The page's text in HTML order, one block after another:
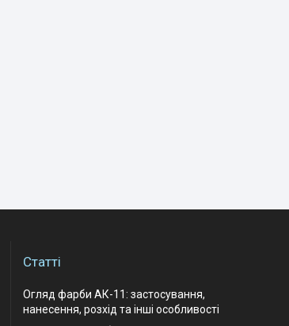
Статті
Огляд фарби АК-11: застосування,
нанесення, розхід та інші особливості